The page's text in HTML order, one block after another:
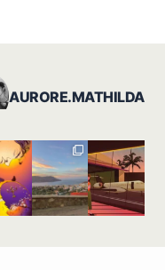
AURORE.MATHILDA